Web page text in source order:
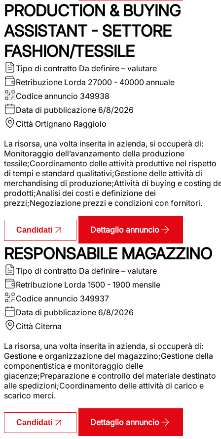
PRODUCTION & BUYING
ASSISTANT - SETTORE
FASHION/TESSILE
Tipo di contratto Da definire – valutare
Retribuzione Lorda 27000 - 40000 annuale
Codice annuncio 349938
Data di pubblicazione 6/8/2026
Città Ortignano Raggiolo
La risorsa, una volta inserita in azienda, si occuperà di:
Monitoraggio dell’avanzamento della produzione
tessile;Coordinamento delle attività produttive nel rispetto
di tempi e standard qualitativi;Gestione delle attività di
merchandising di produzione;Attività di buying e costing
prodotti;Analisi dei costi e definizione dei
prezzi;Negoziazione prezzi e condizioni con fornitori.
Candidati Dettaglio annuncio
RESPONSABILE MAGAZZINO
Tipo di contratto Da definire – valutare
Retribuzione Lorda 1500 - 1900 mensile
Codice annuncio 349937
Data di pubblicazione 6/8/2026
Città Citerna
La risorsa, una volta inserita in azienda, si occuperà di:
Gestione e organizzazione del magazzino;Gestione della
componentistica e monitoraggio delle
giacenze;Preparazione e controllo del materiale destinato
alle spedizioni;Coordinamento delle attività di carico e
scarico merci.
Candidati Dettaglio annuncio